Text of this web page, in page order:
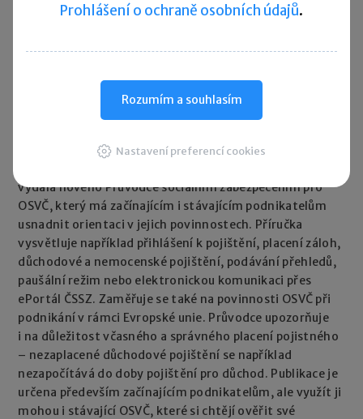
Rychlé zprávy
|Počet OSVČ v Česku dál roste. Na konci
vydala nového Průvodce sociálním zabezpečením pro
OSVČ, který má začínajícím i stávajícím podnikatelům
usnadnit orientaci v jejich povinnostech. Příručka
vysvětluje například přihlášení k pojištění, placení záloh,
důchodové a nemocenské pojištění, podávání přehledů,
paušální režim nebo elektronickou komunikaci přes
ePortál ČSSZ. Zaměřuje se také na povinnosti OSVČ při
podnikání v rámci Evropské unie. Průvodce upozorňuje
i na důležitost včasného a správného placení pojistného
– nezaplacené důchodové pojištění se například
nezapočítává do doby pojištění pro důchod. Publikace je
určena především začínajícím podnikatelům, ale využít ji
mohou i stávající OSVČ, které si chtějí ověřit své
Prohlášení o ochraně osobních údajů.
Rozumím a souhlasím
Nastavení preferencí cookies